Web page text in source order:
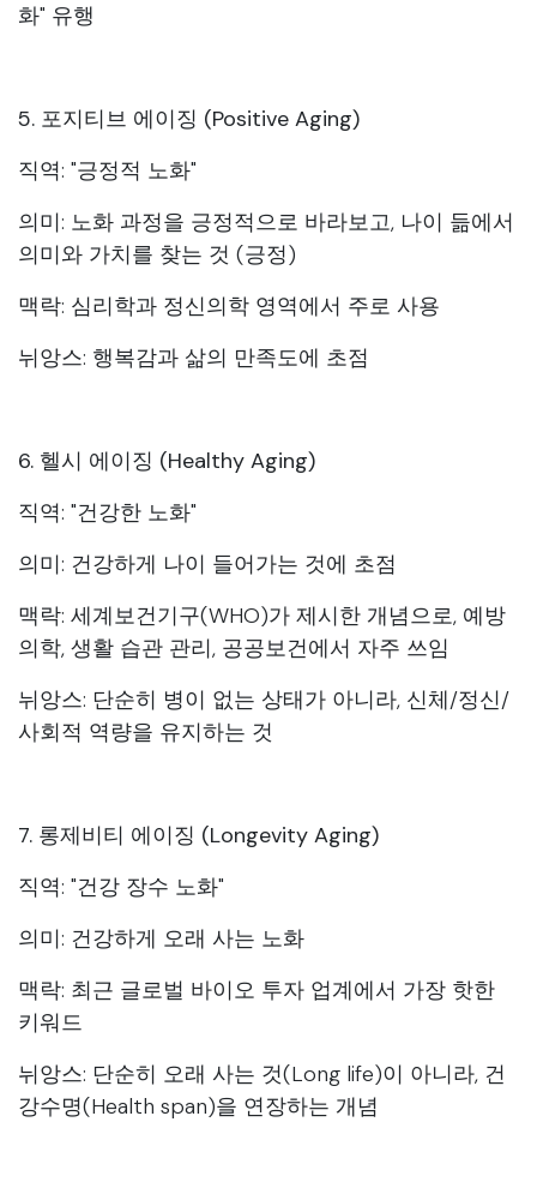
화" 유행
5. 포지티브 에이징 (Positive Aging)
직역: "긍정적 노화"
의미: 노화 과정을 긍정적으로 바라보고, 나이 듦에서
의미와 가치를 찾는 것 (긍정)
맥락: 심리학과 정신의학 영역에서 주로 사용
뉘앙스: 행복감과 삶의 만족도에 초점
6. 헬시 에이징 (Healthy Aging)
직역: "건강한 노화"
의미: 건강하게 나이 들어가는 것에 초점
맥락: 세계보건기구(WHO)가 제시한 개념으로, 예방
의학, 생활 습관 관리, 공공보건에서 자주 쓰임
뉘앙스: 단순히 병이 없는 상태가 아니라, 신체/정신/
사회적 역량을 유지하는 것
7. 롱제비티 에이징 (Longevity Aging)
직역: "건강 장수 노화"
의미: 건강하게 오래 사는 노화
맥락: 최근 글로벌 바이오 투자 업계에서 가장 핫한
키워드
뉘앙스: 단순히 오래 사는 것(Long life)이 아니라, 건
강수명(Health span)을 연장하는 개념